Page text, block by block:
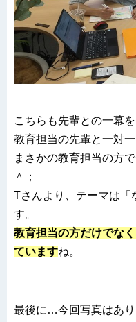
こちらも先輩との一幕
教育担当の先輩と一対
まさかの教育担当の方
＾；
Tさんより、テーマは「
す。
教育担当の方だけでな
ていますね。
最後に…今回写真はあ